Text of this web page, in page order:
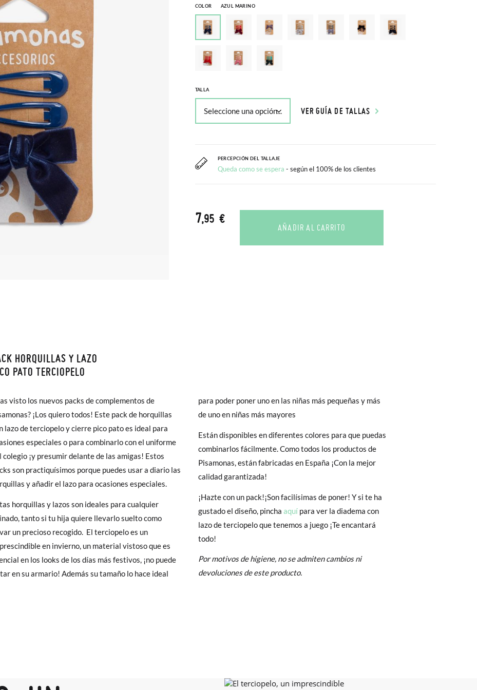
COLOR AZUL MARINO
TALLA
VER GUÍA DE TALLAS
PERCEPCIÓN DEL TALLAJE
Queda como se espera - según el 100% de los clientes
7,95 €
AÑADIR AL CARRITO
HORQUILLAS Y LAZO
PATO TERCIOPELO
visto los nuevos packs de complementos de
¡Los quiero todos! Este pack de horquillas
lazo de terciopelo y cierre pico pato es ideal para
especiales o para combinarlo con el uniforme
colegio ¡y presumir delante de las amigas! Estos
son practiquísimos porque puedes usar a diario las
y añadir el lazo para ocasiones especiales.
horquillas y lazos son ideales para cualquier
tanto si tu hija quiere llevarlo suelto como
un precioso recogido. El terciopelo es un
en invierno, un material vistoso que es
en los looks de los días más festivos, ¡no puede
en su armario! Además su tamaño lo hace ideal
para poder poner uno en las niñas más pequeñas y más
de uno en niñas más mayores
Están disponibles en diferentes colores para que puedas
combinarlos fácilmente. Como todos los productos de
Pisamonas, están fabricadas en España ¡Con la mejor
calidad garantizada!
¡Hazte con un pack!¡Son facilísimas de poner! Y si te ha
gustado el diseño, pinchaaquí para ver la diadema con
lazo de terciopelo que tenemos a juego ¡Te encantará
todo!
Por motivos de higiene, no se admiten cambios ni
devoluciones de este producto.
Pisamonas todos los Envíos son GRATIS y los Cambios de Talla/Color también son GRATIS y puedes realizarlos
en 60 días. ¡Te acercamos nuestra tienda física hasta la puerta de tu casa!
del envío estándar gratuito (2-3 días laborables), en caso de que prefieras acelerar el envío, puedes por muy
más (3,95€) elegir Envío Urgente en Península.
Baleares el tiempo de envío es de 3-4 días laborables.
en Pisamonas envíos y cambios gratis, sin importe mínimo, sin preguntas. El precio final será el de los zapatos que
y si cuando te lleguen no te valen, sólo tienes que entrar en la sección
Cambios & Devoluciones
de nuestra web
enviarnos la petición de cambio. Nuestro equipo Atención al Cliente se encargará de todo: te mandaremos otra
y te recogeremos la primera, sin gastos, en unos pocos días!
caso de que no quieras Cambio sino Devolución, también serán gratuitas, ¡no tienes que preocuparte por nada!
solicitarlas desde el mismo enlace del párrafo anterior y nos encargamos de enviarte un mensajero para que te
el paquete.